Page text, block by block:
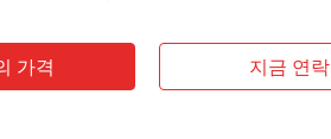
가격 지금 연락